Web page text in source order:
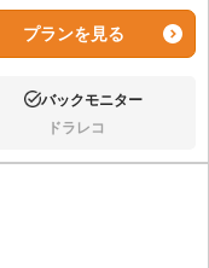
プランを見る
あり:バックモニター
なし:ドラレコ